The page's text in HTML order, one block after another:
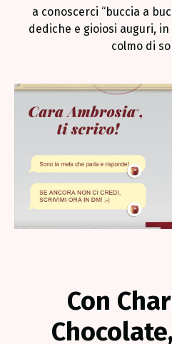
a conoscerci “buccia a
dediche e gioiosi auguri,
colmo di
Con